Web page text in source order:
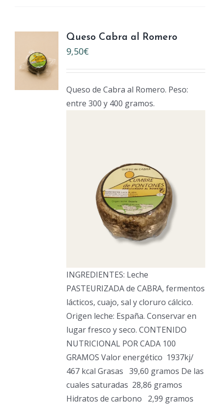
Queso Cabra al Romero
9,50€
Queso de Cabra al Romero. Peso:
entre 300 y 400 gramos.
INGREDIENTES: Leche
PASTEURIZADA de CABRA, fermentos
lácticos, cuajo, sal y cloruro cálcico.
Origen leche: España. Conservar en
lugar fresco y seco. CONTENIDO
NUTRICIONAL POR CADA 100
GRAMOS Valor energético 1937kj/
467 kcal Grasas 39,60 gramos De las
cuales saturadas 28,86 gramos
Hidratos de carbono
2,99 gramos